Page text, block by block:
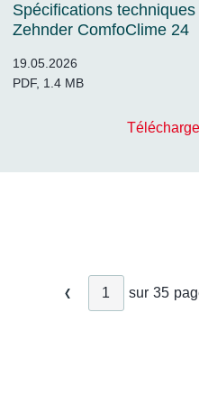
Spécifications techniques
Zehnder ComfoClime 24
19.05.2026
PDF, 1.4 MB
sur 35